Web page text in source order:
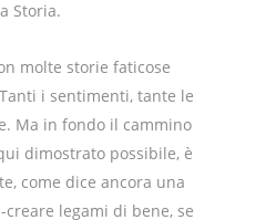
Storia.
molte storie faticose
i sentimenti, tante le
Ma in fondo il cammino
dimostrato possibile, è
come dice ancora una
creare legami di bene, se